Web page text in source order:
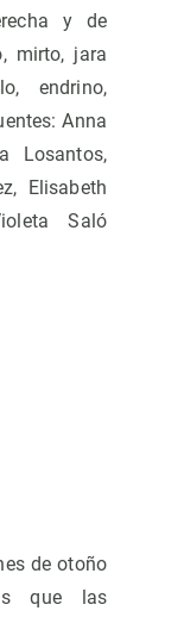
y de
mirto, jara
endrino,
Anna
Losantos,
Elisabeth
Saló
de otoño
que las